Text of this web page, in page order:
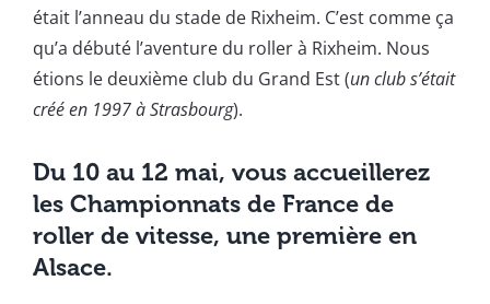
était l’anneau du stade de Rixheim. C’est comme ça
qu’a débuté l’aventure du roller à Rixheim. Nous
étions le deuxième club du Grand Est (un club s’était
créé en 1997 à Strasbourg).
Du 10 au 12 mai, vous accueillerez
les Championnats de France de
roller de vitesse, une première en
Alsace.